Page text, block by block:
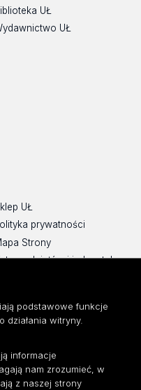
UŁ
UŁ
UŁ
prywatności
Strony
wydziałów i jednostek
podstawowe funkcje
działania witryny.
informacje
nam zrozumieć, w
z naszej strony